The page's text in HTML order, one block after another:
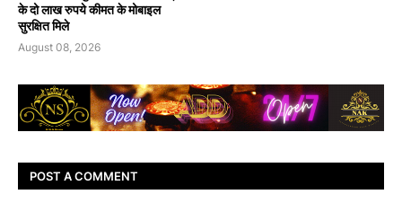
के दो लाख रुपये कीमत के मोबाइल
सुरक्षित मिले
August 08, 2026
POST A COMMENT